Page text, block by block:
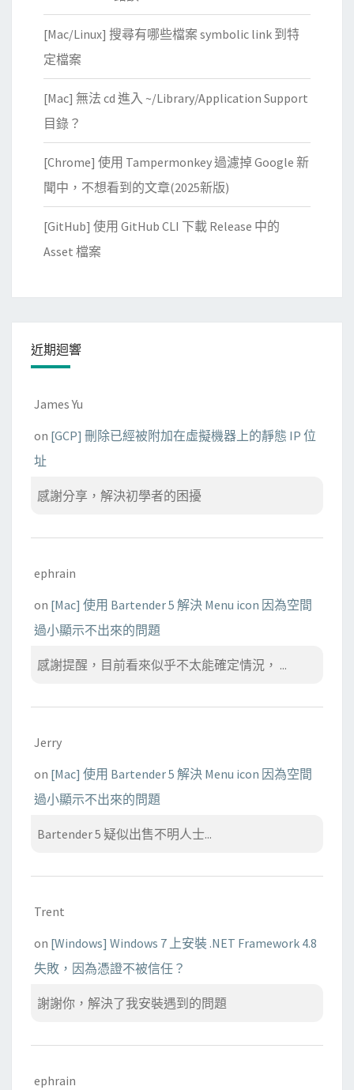
[Mac/Linux] 搜尋有哪些檔案 symbolic link 到特
定檔案
[Mac] 無法 cd 進入 ~/Library/Application Support
目錄？
[Chrome] 使用 Tampermonkey 過濾掉 Google 新
聞中，不想看到的文章(2025新版)
[GitHub] 使用 GitHub CLI 下載 Release 中的
Asset 檔案
近期迴響
James Yu
on [GCP] 刪除已經被附加在虛擬機器上的靜態 IP 位
址
感謝分享，解決初學者的困擾
ephrain
on [Mac] 使用 Bartender 5 解決 Menu icon 因為空間
過小顯示不出來的問題
感謝提醒，目前看來似乎不太能確定情況， ...
Jerry
on [Mac] 使用 Bartender 5 解決 Menu icon 因為空間
過小顯示不出來的問題
Bartender 5 疑似出售不明人士...
Trent
on [Windows] Windows 7 上安裝 .NET Framework 4.8
失敗，因為憑證不被信任？
謝謝你，解決了我安裝遇到的問題
ephrain